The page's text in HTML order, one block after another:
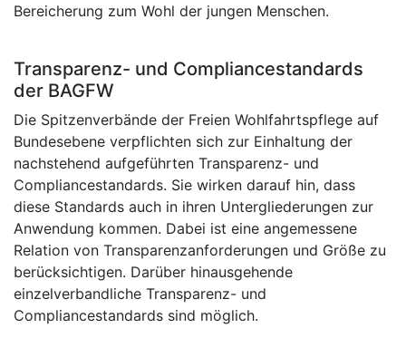
Bereicherung zum Wohl der jungen Menschen.
Transparenz- und Compliancestandards
der BAGFW
Die Spitzenverbände der Freien Wohlfahrtspflege auf
Bundesebene verpflichten sich zur Einhaltung der
nachstehend aufgeführten Transparenz- und
Compliancestandards. Sie wirken darauf hin, dass
diese Standards auch in ihren Untergliederungen zur
Anwendung kommen. Dabei ist eine angemessene
Relation von Transparenzanforderungen und Größe zu
berücksichtigen. Darüber hinausgehende
einzelverbandliche Transparenz- und
Compliancestandards sind möglich.